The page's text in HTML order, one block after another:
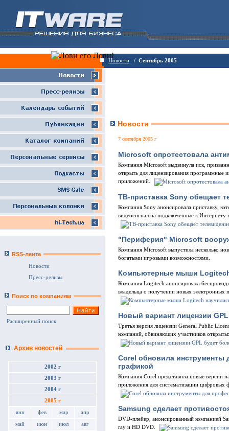
Новости / Сентябрь 2005
RSS-лента
Новости
Пресс-релизы
Поиск по компаниям
Расширенный поиск
Архив новостей
2002 г
2003 г
2004 г
2005 г
янв фев мар апр
май июн июл авг
Новости
7 сентября 2005 г
Microsoft опротестовала
Компания Microsoft выдвинула иск,
открыть для лицензирования программные
приложений.
ТВ-приставка Sony обещает
Компания Sony анонсировала приставку,
видеосигнал на подключенные к
"Периферия" Microsoft
Компания Microsoft выпустила несколько
богатыми игровыми возможностями.
Компьютерные мыши
Компания Logitech анонсировала
владельца о получении новых электронных
Новый вариант лицензии
Третья версия лицензии General Public
компаний, обвиняющих участников
Corel обновила
графикой
Компания Corel представила новые версии
приложения для систематизации цифровых
Samsung сделает
DVD-плейер, анонсированный компанией
ray и HD DVD.